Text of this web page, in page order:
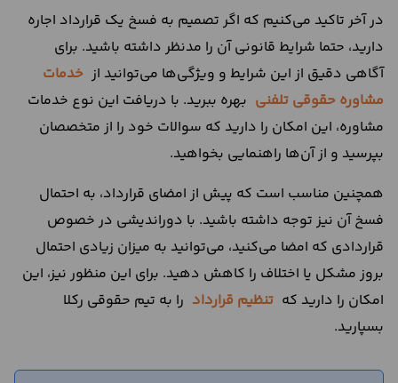
در آخر تاکید می‌کنیم که اگر تصمیم به فسخ یک قرارداد اجاره
دارید، حتما شرایط قانونی آن را مدنظر داشته باشید. برای
آگاهی دقیق از این شرایط و ویژگی‌ها می‌توانید از خدمات
مشاوره حقوقی تلفنی بهره ببرید. با دریافت این نوع خدمات
مشاوره، این امکان را دارید که سوالات خود را از متخصصان
بپرسید و از آن‌ها راهنمایی بخواهید.
همچنین مناسب است که پیش از امضای قرارداد، به احتمال
فسخ آن نیز توجه داشته باشید. با دوراندیشی در خصوص
قراردادی که امضا می‌کنید، می‌توانید به میزان زیادی احتمال
بروز مشکل یا اختلاف را کاهش دهید. برای این منظور نیز، این
امکان را دارید که تنظیم قرارداد را به تیم حقوقی رکلا
بسپارید.